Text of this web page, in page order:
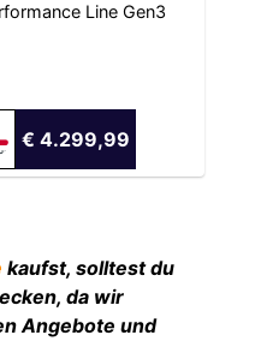
Line Gen3
€ 4.299,99
kaufst, solltest du
da wir
Angebote und